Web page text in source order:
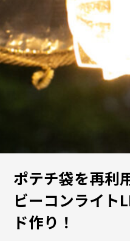
ポテチ袋を再利
ビーコンライト
ド作り！